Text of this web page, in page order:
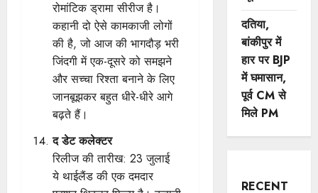
रोमांटिक ड्रामा सीरीज है।
कहानी दो ऐसे कामकाजी लोगों
की है, जो आज की भागदौड़ भरी
जिंदगी में एक-दूसरे को समझने
और सच्चा रिश्ता बनाने के लिए
जानबूझकर बहुत धीरे-धीरे आगे
बढ़ते हैं।
द डेट कलेक्टर
रिलीज की तारीख: 23 जुलाई
ये थाईलैंड की एक दमदार
दतिया,
बांकीपुर में
हार पर BJP
में घमासान,
पूर्व CM से
मिले PM
RECENT